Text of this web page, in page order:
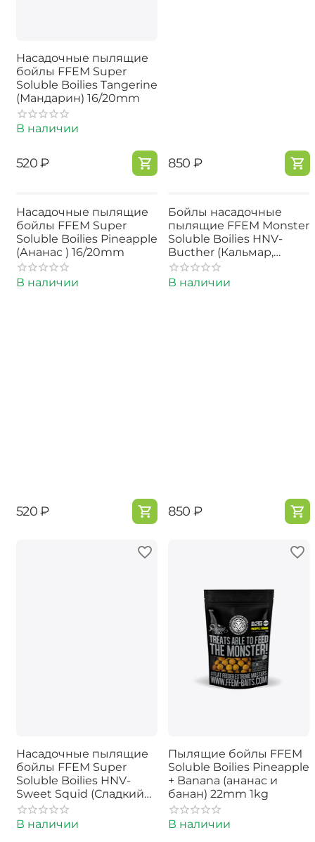
Насадочные пылящие
бойлы FFEM Super
Soluble Boilies Tangerine
(Мандарин) 16/20mm
В наличии
‍520‍ ₽ ‍850‍ ₽
Насадочные пылящие
бойлы FFEM Super
Soluble Boilies Pineapple
(Ананас ) 16/20mm
В наличии
‍520‍ ₽
Бойлы насадочные
пылящие FFEM Monster
Soluble Boilies HNV-
Bucther (Кальмар,
Осьминог и Клюква)
22mm 350г
В наличии
‍850‍ ₽
Насадочные пылящие
бойлы FFEM Super
Soluble Boilies HNV-
Sweet Squid (Сладкий
Кальмар) 16/20mm
В наличии
Пылящие бойлы FFEM
Soluble Boilies Pineapple
+ Banana (ананас и
банан) 22mm 1kg
В наличии